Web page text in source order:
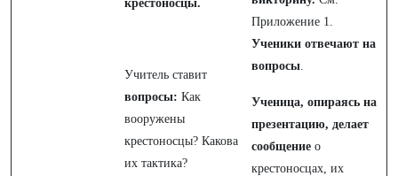
крестоносцы.
Учитель ставит
вопросы: Как
вооружены
крестоносцы? Какова
их тактика?
Приложение 1.
Ученики отвечают на
вопросы.
Ученица, опираясь на
презентацию, делает
сообщение о
крестоносцах, их